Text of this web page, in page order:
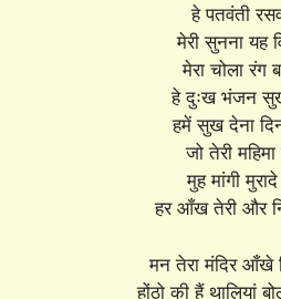
हे पतवंती
मेरी सुनना यह
मेरा चोला रंग
हे दुःख भंजन
हमें सुख देना
जो तेरी महिमा
मुह मांगी मुरादे
हर आँख तेरी और
मन तेरा मंदिर आँखे
होंठो की हैं थालियां